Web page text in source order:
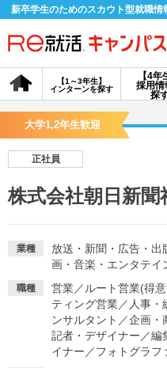
新卒学生のためのスカウト型就職情
【4年
採用情
探
【1～3年生】
インターンを探す
会員登録
探す
イベントを探す
就活ノウハウ・サポー
大学1,2年生歓迎
正社員
株式会社朝日新聞
業種 放送・新聞・広告・出
画・音楽・エンタテイ
職種 営業／ ルート営業(得
ティング営業／ 人事・
ンサルタント ／企画・
記者・デザイナー ／編
イナー ／フォトグラフ